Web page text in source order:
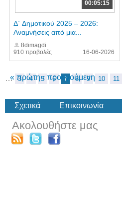
00:05:15
910 προβολές
Δ΄ Δημοτικού 2025 – 2026:
Αναμνήσεις από μια...
8dimagdi
16-06-2026
« πρώτη ‹ προηγούμενη
… 3 4 5 6 7 8 9 10 11
Σχετικά Επικοινωνία
Ακολουθήστε μας